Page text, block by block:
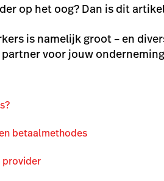
op het oog? Dan is dit
is namelijk groot – en
voor jouw
betaalmethodes
provider